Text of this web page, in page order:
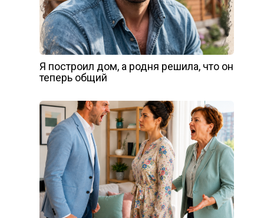
Я построил дом, а родня решила, что он
теперь общий